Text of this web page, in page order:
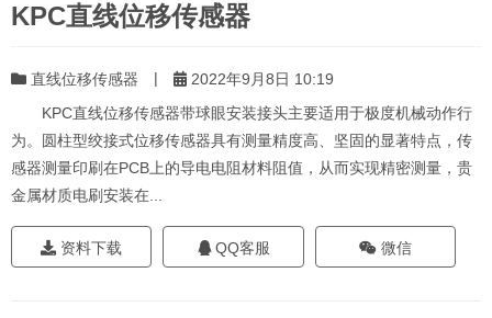
KPC直线位移传感器
直线位移传感器 |
2022年9月8日 10:19
KPC直线位移传感器带球眼安装接头主要适用于极度机械动作行
为。圆柱型绞接式位移传感器具有测量精度高、坚固的显著特点，传
感器测量印刷在PCB上的导电电阻材料阻值，从而实现精密测量，贵
金属材质电刷安装在...
资料下载 QQ客服 微信